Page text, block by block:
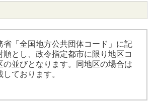
省「全国地方公共団体コード」に記
順とし、政令指定都市に限り地区コ
の並びとなります。同地区の場合は
ております。